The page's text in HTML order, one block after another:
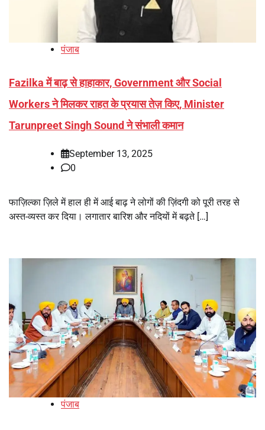
पंजाब
Fazilka में बाढ़ से हाहाकार, Government और Social
Workers ने मिलकर राहत के प्रयास तेज़ किए, Minister
Tarunpreet Singh Sound ने संभाली कमान
September 13, 2025
0
फाज़िल्का ज़िले में हाल ही में आई बाढ़ ने लोगों की ज़िंदगी को पूरी तरह से
अस्त-व्यस्त कर दिया। लगातार बारिश और नदियों में बढ़ते […]
पंजाब